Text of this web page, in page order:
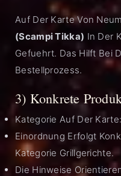
Auf Der Karte Von
(Scampi Tikka) In Der
Gefuehrt. Das Hilft Bei
Bestellprozess.
3) Konkrete
Kategorie Auf Der
Einordnung Erfolgt
Kategorie Grillgerichte.
Die Hinweise